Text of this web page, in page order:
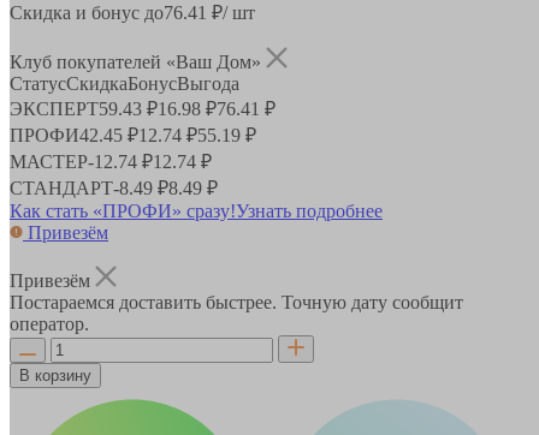
Скидка и бонус до76.41 ₽/ шт
Клуб покупателей «Ваш Дом»
СтатусСкидкаБонусВыгода
ЭКСПЕРТ59.43 ₽16.98 ₽76.41 ₽
ПРОФИ42.45 ₽12.74 ₽55.19 ₽
МАСТЕР-12.74 ₽12.74 ₽
СТАНДАРТ-8.49 ₽8.49 ₽
Как стать «ПРОФИ» сразу!Узнать подробнее
Привезём
Привезём
Постараемся доставить быстрее. Точную дату сообщит
оператор.
В корзину